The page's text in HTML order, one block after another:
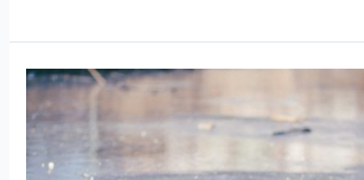
ist
Bier
haltbar?